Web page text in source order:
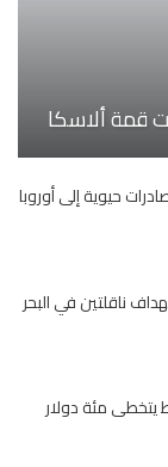
قمة ألاسكا
حيوية إلى أوروبا
بعد استهداف ناقلتين في البحر
يتخطى مئة دولار